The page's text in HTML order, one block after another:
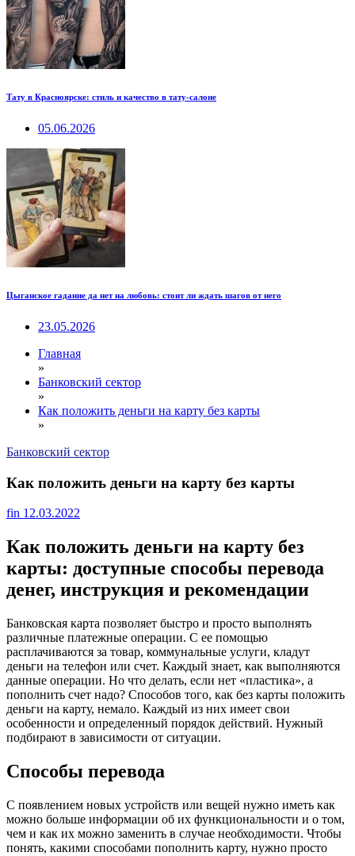
Тату в Красноярске: стиль и качество в тату-салоне
05.06.2026
Цыганское гадание да нет на любовь: стоит ли ждать шагов от него
23.05.2026
Главная
»
Банковский сектор
»
Как положить деньги на карту без карты
»
Банковский сектор
Как положить деньги на карту без карты
fin 12.03.2022
Как положить деньги на карту без
карты: доступные способы перевода
денег, инструкция и рекомендации
Банковская карта позволяет быстро и просто выполнять
различные платежные операции. С ее помощью
расплачиваются за товар, коммунальные услуги, кладут
деньги на телефон или счет. Каждый знает, как выполняются
данные операции. Но что делать, если нет «пластика», а
пополнить счет надо? Способов того, как без карты положить
деньги на карту, немало. Каждый из них имеет свои
особенности и определенный порядок действий. Нужный
подбирают в зависимости от ситуации.
Способы перевода
С появлением новых устройств или вещей нужно иметь как
можно больше информации об их функциональности и о том,
чем и как их можно заменить в случае необходимости. Чтобы
понять, какими способами пополнить карту, нужно просто